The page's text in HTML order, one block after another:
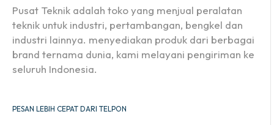
Pusat Teknik adalah toko yang menjual peralatan
teknik untuk industri, pertambangan, bengkel dan
industri lainnya. menyediakan produk dari berbagai
brand ternama dunia, kami melayani pengiriman ke
seluruh Indonesia.
PESAN LEBIH CEPAT DARI TELPON